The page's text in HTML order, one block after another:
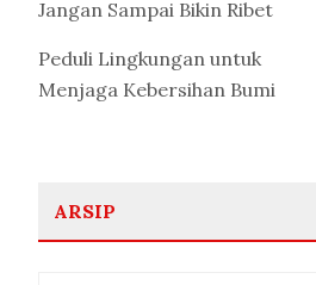
Jangan Sampai Bikin Ribet
Peduli Lingkungan untuk
Menjaga Kebersihan Bumi
ARSIP